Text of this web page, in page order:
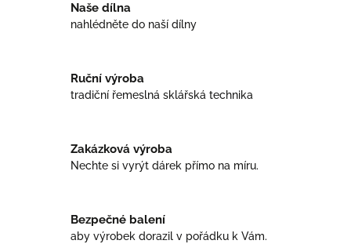
Naše dílna
nahlédněte do naší dílny
Ruční výroba
tradiční řemeslná sklářská technika
Zakázková výroba
Nechte si vyrýt dárek přímo na míru.
Bezpečné balení
aby výrobek dorazil v pořádku k Vám.